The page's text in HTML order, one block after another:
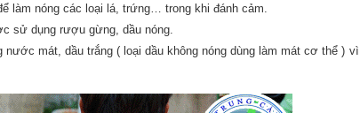
làm nóng các loại lá, trứng… trong khi đánh cảm.
sử dụng rượu gừng, dầu nóng.
nước mát, dầu trắng ( loại dầu không nóng dùng làm mát cơ thể ) vì